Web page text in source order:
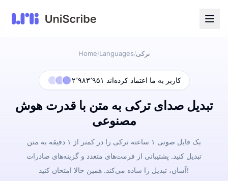
Home/Languages/ترکی
۲٬۹۸۳٬۹۵۱ کاربر به ما اعتماد کرده‌اند
تبدیل صدای ترکی به متن با قدرت هوش
مصنوعی
یک فایل صوتی ۱ ساعته ترکی را در کمتر از ۱ دقیقه به متن
تبدیل کنید. پشتیبانی از فرمت‌های متعدد و گزینه‌های صادرات
آسان، تبدیل را ساده می‌کند. همین حالا امتحان کنید!